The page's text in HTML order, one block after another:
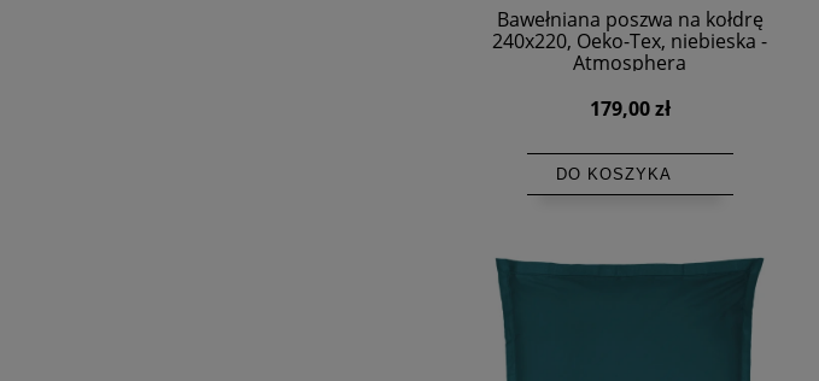
Bawełniana poszwa na kołdrę
240x220, Oeko-Tex, niebieska -
Atmosphera
179,00 zł
DO KOSZYKA